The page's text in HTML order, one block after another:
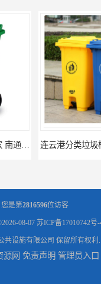
南通塑料垃圾桶生产厂家 南通塑料分类垃圾桶定做 南通小区垃圾桶批发价格
您是第2816596位访客
08-07 苏ICP备17010742号-
共设施有限公司 保留所有权利.
源网 免责声明 管理员入口